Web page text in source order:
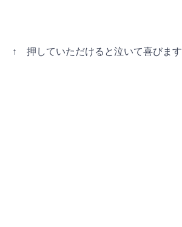
↑ 押していただけると泣いて喜びます